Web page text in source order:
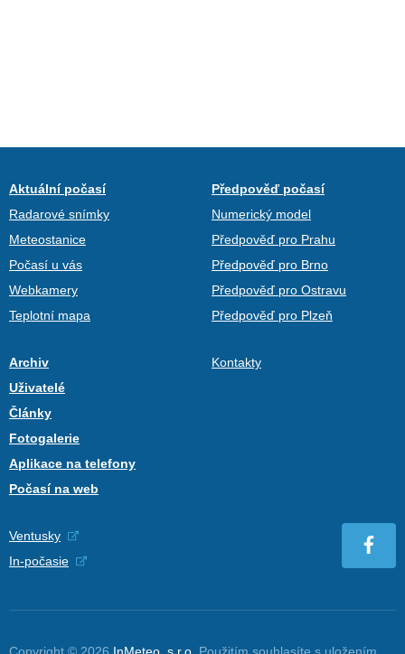
Aktuální počasí
Radarové snímky
Meteostanice
Počasí u vás
Webkamery
Teplotní mapa
Předpověď počasí
Numerický model
Předpověď pro Prahu
Předpověď pro Brno
Předpověď pro Ostravu
Předpověď pro Plzeň
Archiv
Uživatelé
Články
Fotogalerie
Aplikace na telefony
Počasí na web
Kontakty
Ventusky
In-počasie
Copyright © 2026 InMeteo, s.r.o. Použitím souhlasíte s uložením